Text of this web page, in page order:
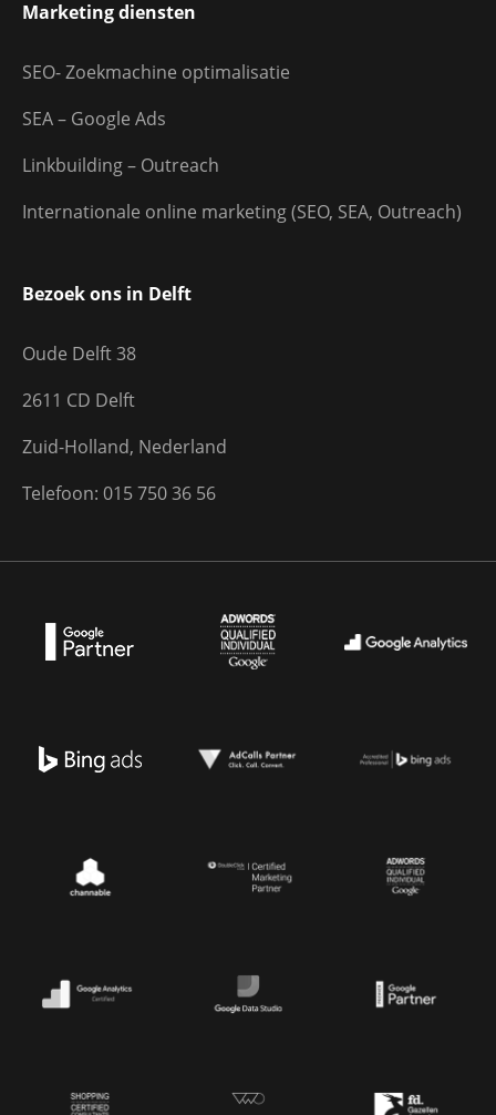
Marketing diensten
SEO- Zoekmachine optimalisatie
SEA – Google Ads
Linkbuilding – Outreach
Internationale online marketing (SEO, SEA, Outreach)
Bezoek ons in Delft
Oude Delft 38
2611 CD Delft
Zuid-Holland, Nederland
Telefoon: 015 750 36 56